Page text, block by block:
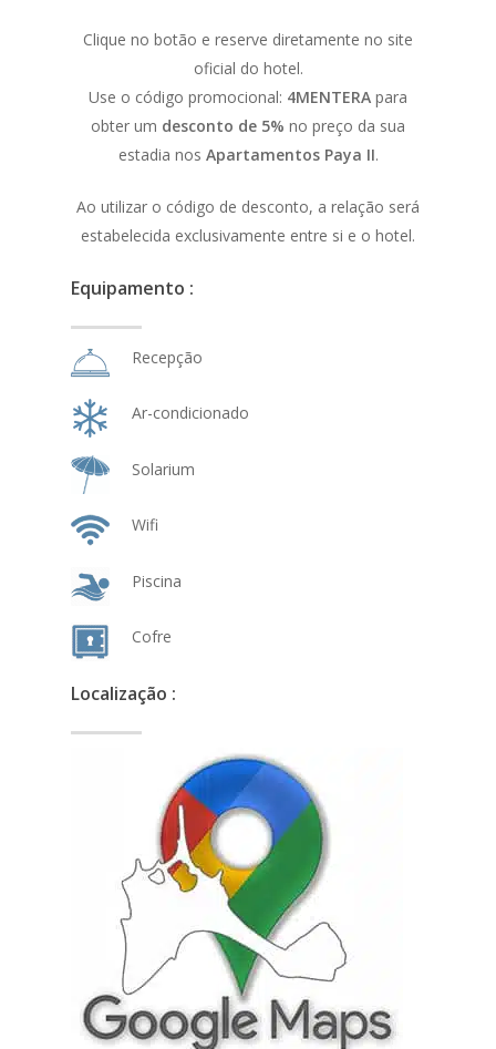
Clique no botão e reserve diretamente no site
oficial do hotel.
Use o código promocional: 4MENTERA para
obter um desconto de 5% no preço da sua
estadia nos Apartamentos Paya II.
Ao utilizar o código de desconto, a relação será
estabelecida exclusivamente entre si e o hotel.
Equipamento :
Recepção
Ar-condicionado
Solarium
Wifi
Piscina
Cofre
Localização :